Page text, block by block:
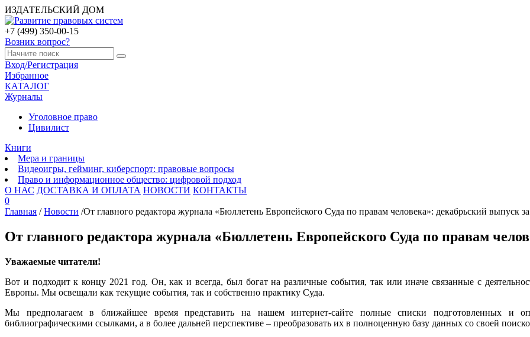
ИЗДАТЕЛЬСКИЙ ДОМ
+7 (499) 350-00-15
Возник вопрос?
Вход/Регистрация
Избранное
КАТАЛОГ
Журналы
Уголовное право
Цивилист
Книги
Мера и границы
Видеоигры, гейминг, киберспорт: правовые вопросы
Право и информационное общество: цифровой подход
О НАС ДОСТАВКА И ОПЛАТА НОВОСТИ КОНТАКТЫ
0
Главная / Новости /От главного редактора журнала «Бюллетень Европейского Суда по правам человека»: декабрьский выпуск
От главного редактора журнала «Бюллетень Европейского Суда по правам
Уважаемые читатели!
Вот и подходит к концу 2021 год. Он, как и всегда, был богат на различные события, так или иначе связанные с
Европы. Мы освещали как текущие события, так и собственно практику Суда.
Мы предполагаем в ближайшее время представить на нашем интернет-сайте полные списки подготовленных и
библиографическими ссылками, а в более дальней перспективе – преобразовать их в полноценную базу данных со своей